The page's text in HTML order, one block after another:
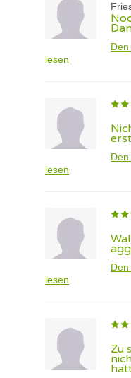
lesen
lesen
lesen
Zu